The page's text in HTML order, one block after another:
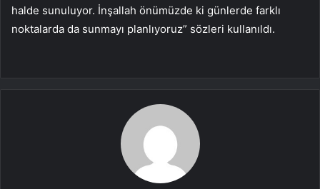
halde sunuluyor. İnşallah önümüzde ki günlerde farklı
noktalarda da sunmayı planlıyoruz” sözleri kullanıldı.